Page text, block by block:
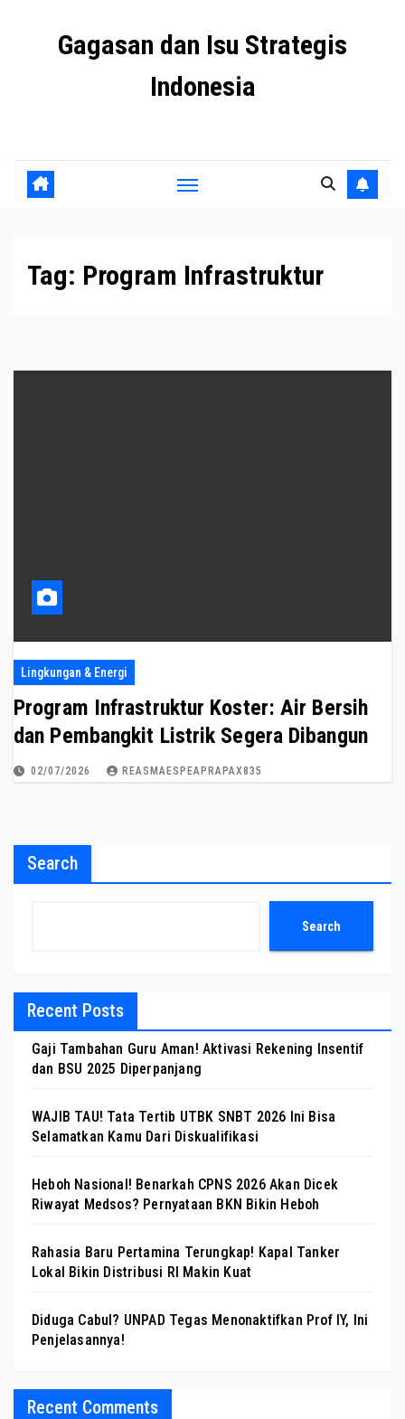
Gagasan dan Isu Strategis
Indonesia
Tag: Program Infrastruktur
Lingkungan & Energi
Program Infrastruktur Koster: Air Bersih
dan Pembangkit Listrik Segera Dibangun
02/07/2026 REASMAESPEAPRAPAX835
Search
Search
Recent Posts
Gaji Tambahan Guru Aman! Aktivasi Rekening Insentif
dan BSU 2025 Diperpanjang
WAJIB TAU! Tata Tertib UTBK SNBT 2026 Ini Bisa
Selamatkan Kamu Dari Diskualifikasi
Heboh Nasional! Benarkah CPNS 2026 Akan Dicek
Riwayat Medsos? Pernyataan BKN Bikin Heboh
Rahasia Baru Pertamina Terungkap! Kapal Tanker
Lokal Bikin Distribusi RI Makin Kuat
Diduga Cabul? UNPAD Tegas Menonaktifkan Prof IY, Ini
Penjelasannya!
Recent Comments